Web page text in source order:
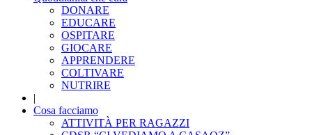
DONARE
EDUCARE
OSPITARE
GIOCARE
APPRENDERE
COLTIVARE
NUTRIRE
|
Cosa facciamo
ATTIVITÀ PER RAGAZZI